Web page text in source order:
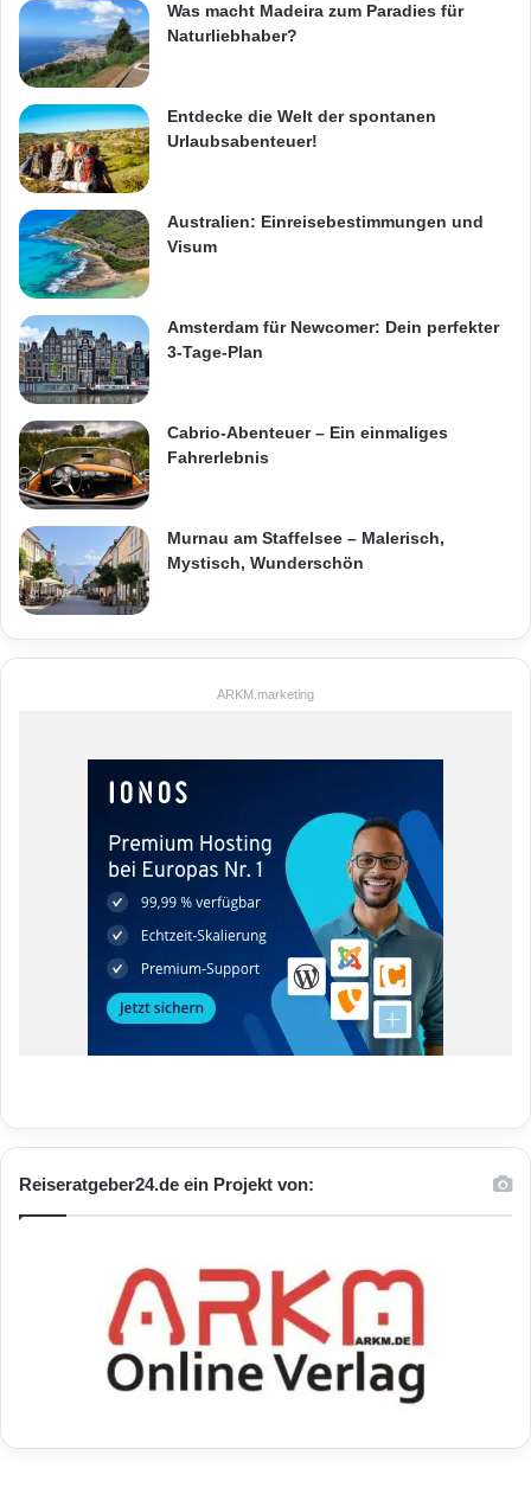
Was macht Madeira zum Paradies für
Naturliebhaber?
Entdecke die Welt der spontanen
Urlaubsabenteuer!
Australien: Einreisebestimmungen und
Visum
Amsterdam für Newcomer: Dein perfekter
3-Tage-Plan
Cabrio-Abenteuer – Ein einmaliges
Fahrerlebnis
Murnau am Staffelsee – Malerisch,
Mystisch, Wunderschön
ARKM.marketing
Reiseratgeber24.de ein Projekt von: